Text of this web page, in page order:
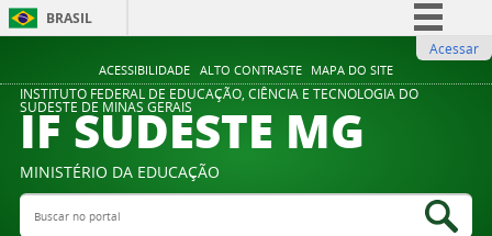
ACESSIBILIDADE ALTO CONTRASTE MAPA DO SITE
BRASIL
Comunica BR
Participe
Legislação
Acessar
INSTITUTO FEDERAL DE EDUCAÇÃO, CIÊNCIA E TECNOLOGIA DO
SUDESTE DE MINAS GERAIS
IF SUDESTE MG
MINISTÉRIO DA EDUCAÇÃO
Buscar no portal